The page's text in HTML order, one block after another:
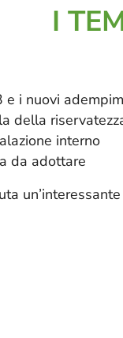
I
i nuovi
della
interno
da adottare
un’interessante